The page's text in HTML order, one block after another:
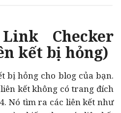
Checker
kết bị hỏng)
bị hỏng cho blog của bạn.
kết không có trang đích
Nó tìm ra các liên kết như